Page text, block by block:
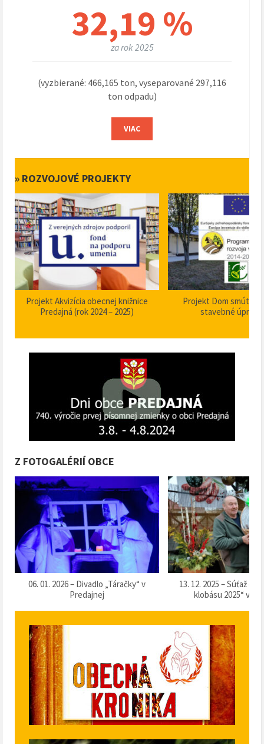
32,19 %
za rok 2025
(vyzbierané: 466,165 ton, vyseparované 297,116
ton odpadu)
VIAC
» ROZVOJOVÉ PROJEKTY
Projekt Akvizícia obecnej knižnice
Predajná (rok 2024 – 2025)
Projekt Dom smútku
stavebné úpravy
Z FOTOGALÉRIÍ OBCE
06. 01. 2026 – Divadlo „Táračky“ v
Predajnej
13. 12. 2025 – Súťaž o
klobásu 2025“ v